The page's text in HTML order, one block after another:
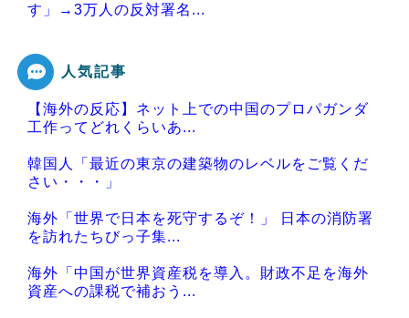
す」→3万人の反対署名...
Powered by livedoor 相互RSS
人気記事
【海外の反応】ネット上での中国のプロパガンダ
工作ってどれくらいあ...
韓国人「最近の東京の建築物のレベルをご覧くだ
さい・・・」
海外「世界で日本を死守するぞ！」 日本の消防署
を訪れたちびっ子集...
海外「中国が世界資産税を導入。財政不足を海外
資産への課税で補おう...